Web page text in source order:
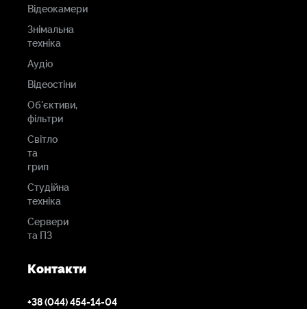
Відеокамери
Знімальна
техніка
Аудіо
Відеостіни
Об'єктиви,
фільтри
Світло
та
грип
Студійна
техніка
Сервери
та ПЗ
Контакти
+38 (044) 454-14-04